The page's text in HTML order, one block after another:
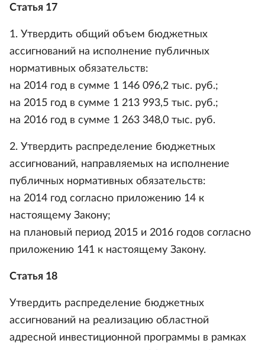
Статья 17
1. Утвердить общий объем бюджетных
ассигнований на исполнение публичных
нормативных обязательств:
на 2014 год в сумме 1 146 096,2 тыс. руб.;
на 2015 год в сумме 1 213 993,5 тыс. руб.;
на 2016 год в сумме 1 263 348,0 тыс. руб.
2. Утвердить распределение бюджетных
ассигнований, направляемых на исполнение
публичных нормативных обязательств:
на 2014 год согласно приложению 14 к
настоящему Закону;
на плановый период 2015 и 2016 годов согласно
приложению 141 к настоящему Закону.
Статья 18
Утвердить распределение бюджетных
ассигнований на реализацию областной
адресной инвестиционной программы в рамках